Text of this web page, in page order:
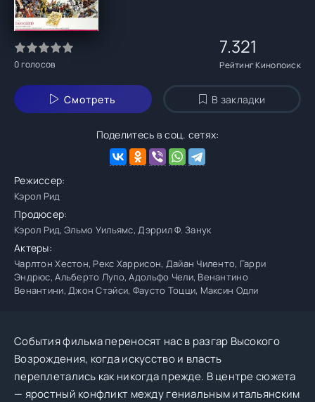
0голосов
7.321
Рейтинг Кинопоиск
Смотреть В закладки
Поделитесь в соц. сетях:
Режиссер:
Кэрол Рид
Продюсер:
Кэрол Рид, Эльмо Уильямс, Дэррил Ф. Занук
Актеры:
Чарлтон Хестон, Рекс Харрисон, Дайан Чиленто, Гарри
Эндрюс, Альберто Лупо, Адольфо Чели, Венантино
Венантини, Джон Стэйси, Фаусто Тоцци, Максин Одли
События фильма переносят нас в разгар Высокого
Возрождения, когда искусство и власть
переплетались как никогда прежде. В центре сюжета
— яростный конфликт между гениальным итальянским